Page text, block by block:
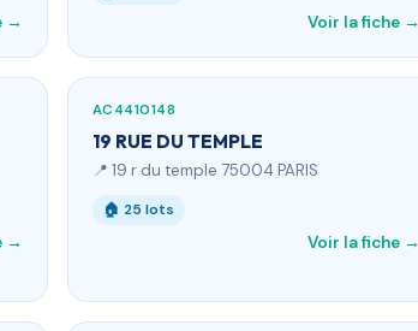
→ Voir la fiche →
→
AC4410148
19 RUE DU TEMPLE
📍 19 r du temple 75004 PARIS
🏠 25 lots
Voir la fiche →